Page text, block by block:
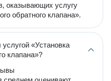
оказывающих услугу
обратного клапана».
«Установка
клапана»?